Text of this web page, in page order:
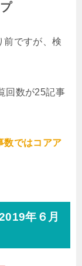
前ですが、検
回数が25記事
数ではコアア
年６月